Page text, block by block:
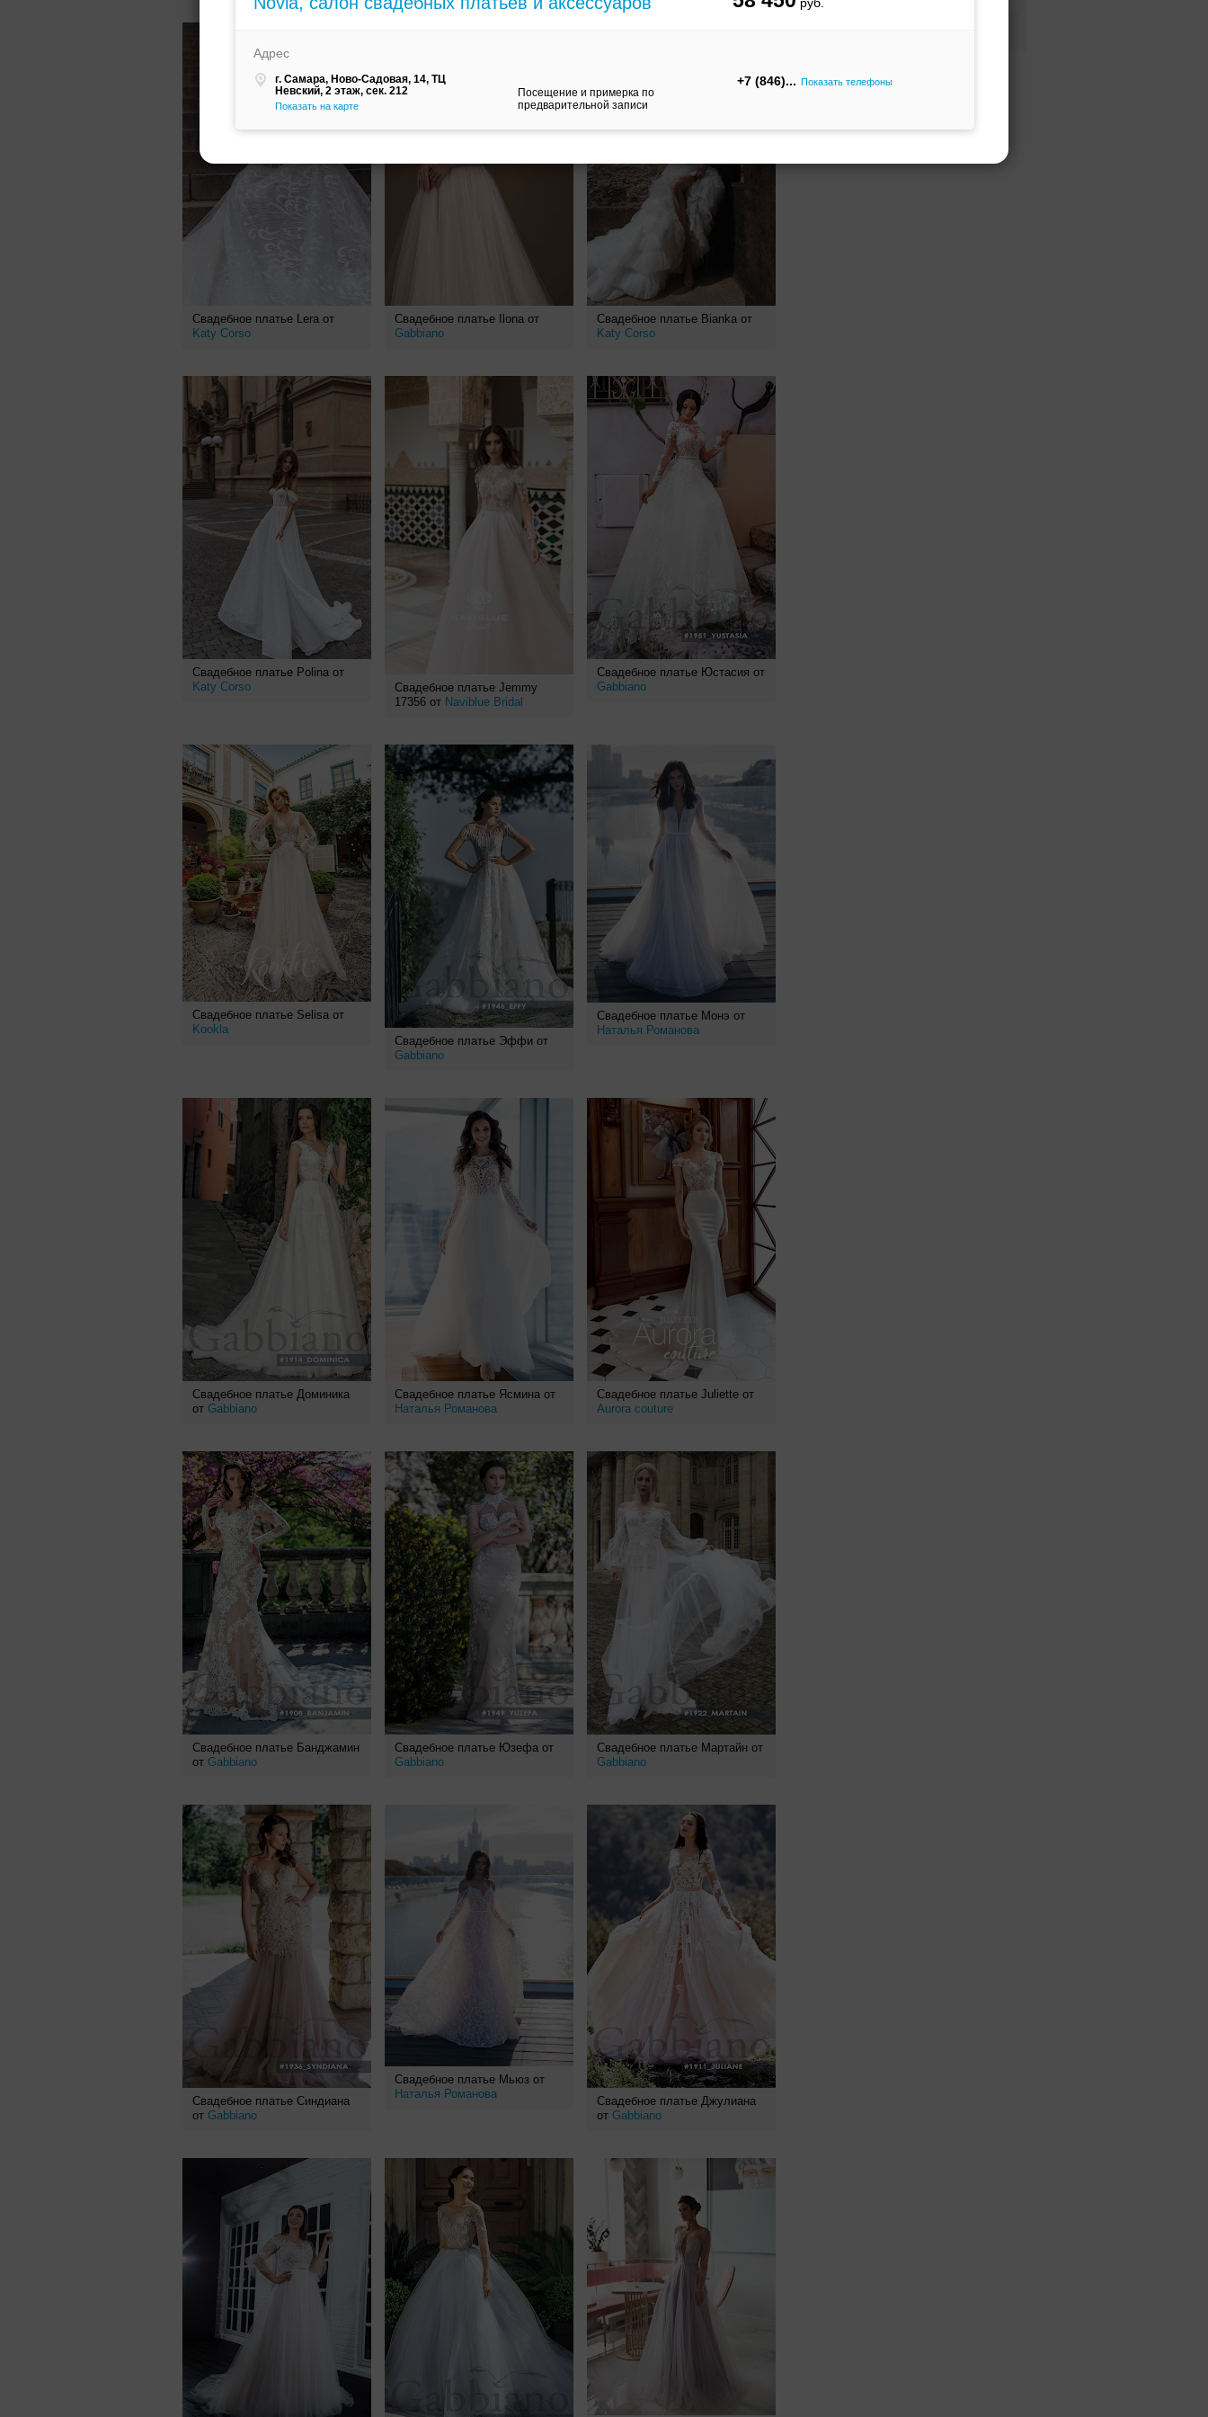
Адрес
г. Самара, Ново-Садовая, 14, ТЦ
Невский, 2 этаж, сек. 212
Показать на карте
Посещение и примерка по
предварительной записи
+7 (846) Показать телефоны
Свадебное платье Lera от
Katy Corso
Свадебное платье Ilona от
Gabbiano
Свадебное платье Bianka от
Katy Corso
Свадебное платье Polina от
Katy Corso
Свадебное платье Jemmy
17356 от Naviblue Bridal
Свадебное платье Юстасия от
Gabbiano
Свадебное платье Selisa от
Kookla
Свадебное платье Эффи от
Gabbiano
Свадебное платье Монэ от
Наталья Романова
Свадебное платье Доминика
от Gabbiano
Свадебное платье Ясмина от
Наталья Романова
Свадебное платье Juliette от
Aurora couture
Свадебное платье Банджамин
от Gabbiano
Свадебное платье Юзефа от
Gabbiano
Свадебное платье Мартайн от
Gabbiano
Свадебное платье Синдиана
от Gabbiano
Свадебное платье Мьюз от
Наталья Романова
Свадебное платье Джулиана
от Gabbiano